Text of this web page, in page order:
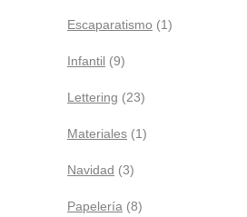
Escaparatismo (1)
Infantil (9)
Lettering (23)
Materiales (1)
Navidad (3)
Papelería (8)